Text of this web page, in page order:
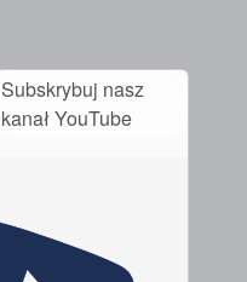
Subskrybuj nasz
kanał YouTube